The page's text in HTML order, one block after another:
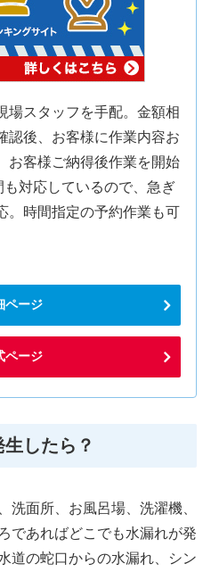
場スタッフを手配。金額相
認後、お客様に作業内容お
お客様ご納得後作業を開始
対応しているので、急ぎ
。時間指定の予約作業も可
ページ
ページ
したら？
洗面所、お風呂場、洗濯機、
であればどこでも水漏れが発
道の蛇口からの水漏れ、シン